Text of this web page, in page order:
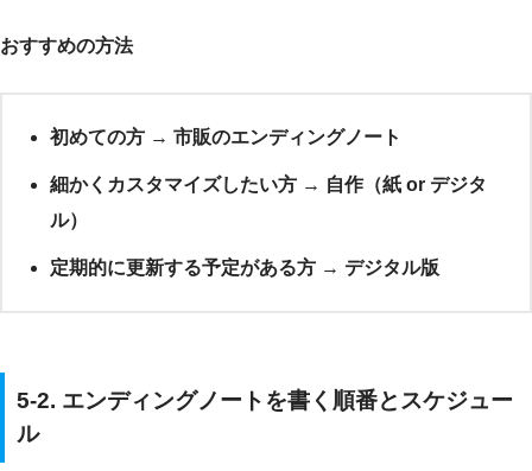
おすすめの方法
初めての方 → 市販のエンディングノート
細かくカスタマイズしたい方 → 自作（紙 or デジタ
ル）
定期的に更新する予定がある方 → デジタル版
5-2. エンディングノートを書く順番とスケジュー
ル